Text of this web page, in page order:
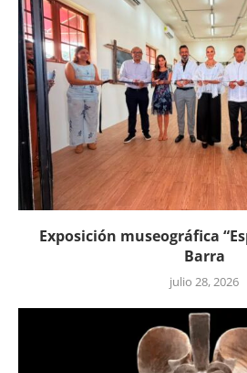
Exposición museográfica
Barra
julio 28, 2026